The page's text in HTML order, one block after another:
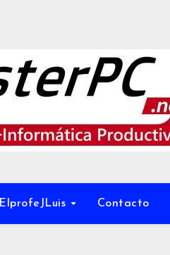
ElprofeJLuis Contacto